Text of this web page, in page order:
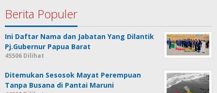
Berita Populer
Ini Daftar Nama dan Jabatan Yang Dilantik
Pj.Gubernur Papua Barat
45506 Dilihat
Ditemukan Sesosok Mayat Perempuan
Tanpa Busana di Pantai Maruni